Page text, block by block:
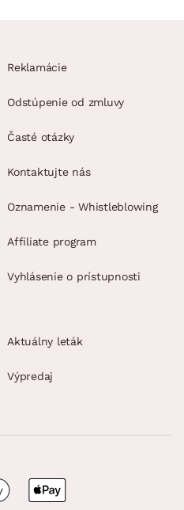
Reklamácie
Odstúpenie od zmluvy
Časté otázky
Kontaktujte nás
Oznamenie - Whistleblowing
Affiliate program
Vyhlásenie o prístupnosti
Aktuálny leták
Výpredaj